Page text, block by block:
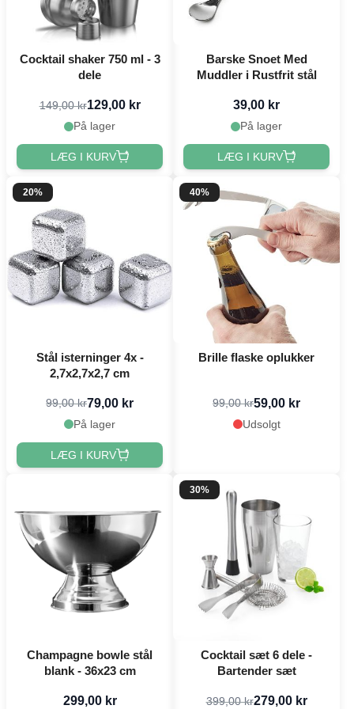
Cocktail shaker 750 ml - 3
dele
149,00 kr129,00 kr
På lager
LÆG I KURV
Barske Snoet Med
Muddler i Rustfrit stål
39,00 kr
På lager
LÆG I KURV
20%
Stål isterninger 4x -
2,7x2,7x2,7 cm
99,00 kr79,00 kr
På lager
LÆG I KURV
40%
Brille flaske oplukker
99,00 kr59,00 kr
Udsolgt
Champagne bowle stål
blank - 36x23 cm
299,00 kr
30%
Cocktail sæt 6 dele -
Bartender sæt
399,00 kr279,00 kr